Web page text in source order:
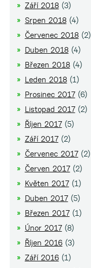
Září 2018(3)
Srpen 2018(4)
Červenec 2018(2)
Duben 2018(4)
Březen 2018(4)
Leden 2018(1)
Prosinec 2017(6)
Listopad 2017(2)
Říjen 2017(5)
Září 2017(2)
Červenec 2017(2)
Červen 2017(2)
Květen 2017(1)
Duben 2017(5)
Březen 2017(1)
Únor 2017(8)
Říjen 2016(3)
Září 2016(1)